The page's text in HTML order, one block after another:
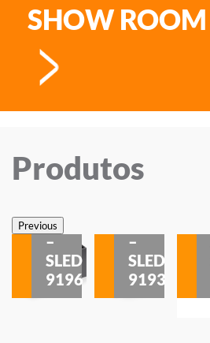
SHOW ROOM
Produtos
PreviousSobrepor
–
SLED
9196
–
SLED
9193